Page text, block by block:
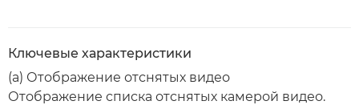
Ключевые характеристики
(а) Отображение отснятых видео
Отображение списка отснятых камерой видео.